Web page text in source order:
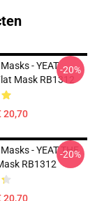
- YEAT
Mask RB1312
20,70
-20%
- YEAT THE
RB1312
20,70
-20%